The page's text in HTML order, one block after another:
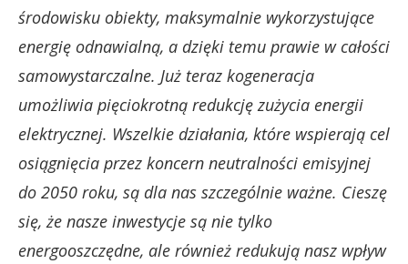
środowisku obiekty, maksymalnie wykorzystujące
energię odnawialną, a dzięki temu prawie w całości
samowystarczalne. Już teraz kogeneracja
umożliwia pięciokrotną redukcję zużycia energii
elektrycznej. Wszelkie działania, które wspierają cel
osiągnięcia przez koncern neutralności emisyjnej
do 2050 roku, są dla nas szczególnie ważne. Cieszę
się, że nasze inwestycje są nie tylko
energooszczędne, ale również redukują nasz wpływ